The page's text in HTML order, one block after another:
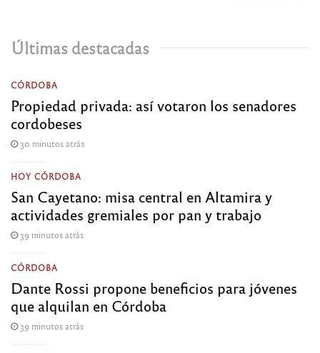
Últimas destacadas
CÓRDOBA
Propiedad privada: así votaron los senadores
cordobeses
30 minutos atrás
HOY CÓRDOBA
San Cayetano: misa central en Altamira y
actividades gremiales por pan y trabajo
39 minutos atrás
CÓRDOBA
Dante Rossi propone beneficios para jóvenes
que alquilan en Córdoba
39 minutos atrás